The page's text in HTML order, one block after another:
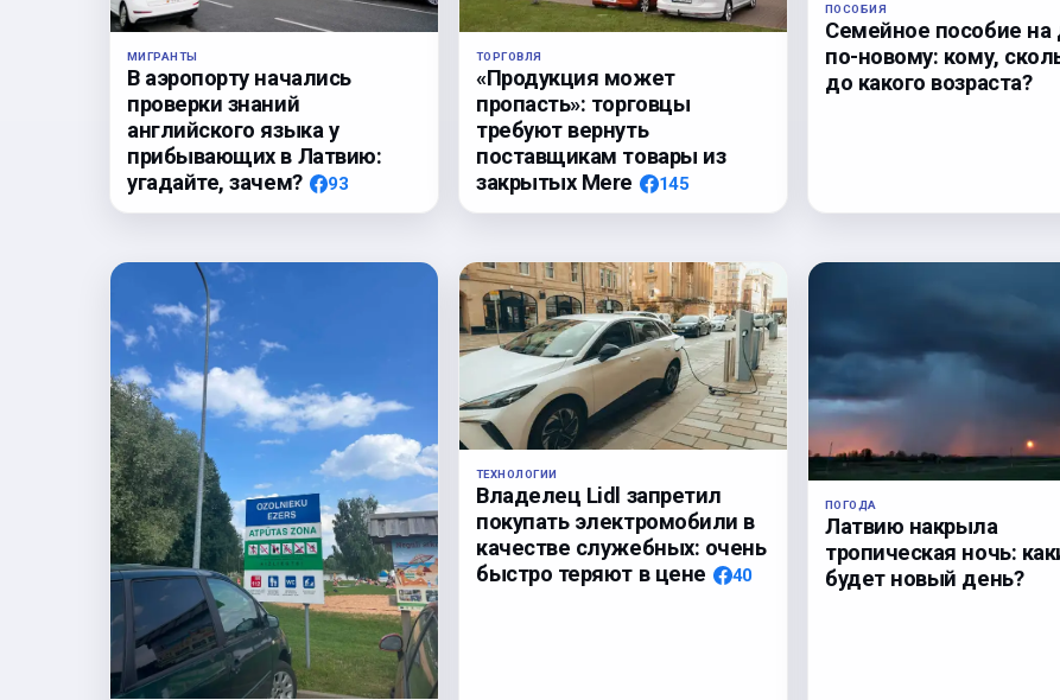
МИГРАНТЫ
В аэропорту начались
проверки знаний
английского языка у
прибывающих в Латвию:
угадайте, зачем?
93
ТОРГОВЛЯ
«Продукция может
пропасть»: торговцы
требуют вернуть
поставщикам товары из
закрытых Mere
145
ПОСОБИЯ
Семейное пособие на
по-новому: кому,
до какого возраста?
ТЕХНОЛОГИИ
Владелец Lidl запретил
покупать электромобили в
качестве служебных: очень
быстро теряют в цене
40
ПОГОДА
Латвию накрыла
тропическая ночь:
будет новый день?